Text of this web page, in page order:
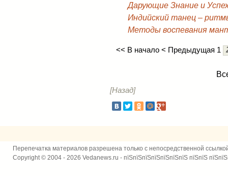
Дарующие Знание и
Индийский танец –
Методы воспевания
<< В начало < Предыдущая 1
[Назад]
Перепечатка материалов разрешена только с непосредственной
Copyright © 2004 - 2026 Vedanews.ru - пїЅпїЅпїЅпїЅпїЅпїЅпїЅ пїЅпїЅ